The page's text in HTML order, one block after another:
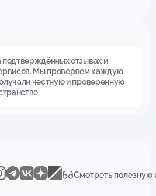
подтверждённых отзывах и
Мы проверяем каждую
честную и проверенную
Смотреть